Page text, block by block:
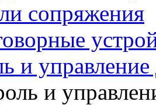
сопряжения
и
и